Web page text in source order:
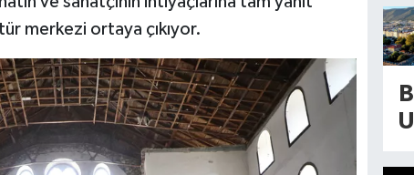
merkezi ortaya çıkıyor.